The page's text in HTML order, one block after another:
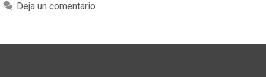
Deja un comentario